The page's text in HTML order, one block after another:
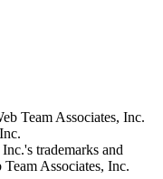
Team Associates, Inc.
trademarks and
Associates, Inc.